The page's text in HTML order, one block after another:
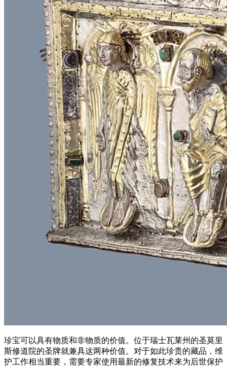
珍宝可以具有物质和非物质的价值。位于瑞士瓦莱州的圣莫里
斯修道院的圣牌就兼具这两种价值。对于如此珍贵的藏品，维
护工作相当重要，需要专家使用最新的修复技术来为后世保护